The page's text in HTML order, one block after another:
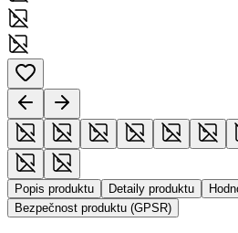
Popis produktu Detaily produktu
Bezpečnost produktu (GPSR)